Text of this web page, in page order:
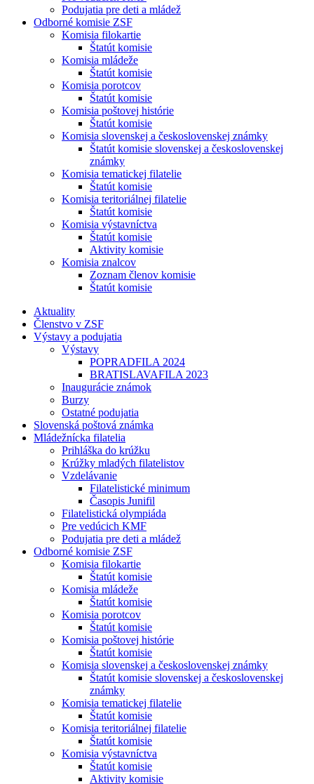
Podujatia pre deti a mládež
Odborné komisie ZSF
Komisia filokartie
Štatút komisie
Komisia mládeže
Štatút komisie
Komisia porotcov
Štatút komisie
Komisia poštovej histórie
Štatút komisie
Komisia slovenskej a československej známky
Štatút komisie slovenskej a československej
známky
Komisia tematickej filatelie
Štatút komisie
Komisia teritoriálnej filatelie
Štatút komisie
Komisia výstavníctva
Štatút komisie
Aktivity komisie
Komisia znalcov
Zoznam členov komisie
Štatút komisie
Aktuality
Členstvo v ZSF
Výstavy a podujatia
Výstavy
POPRADFILA 2024
BRATISLAVAFILA 2023
Inaugurácie známok
Burzy
Ostatné podujatia
Slovenská poštová známka
Mládežnícka filatelia
Prihláška do krúžku
Krúžky mladých filatelistov
Vzdelávanie
Filatelistické minimum
Časopis Junifil
Filatelistická olympiáda
Pre vedúcich KMF
Podujatia pre deti a mládež
Odborné komisie ZSF
Komisia filokartie
Štatút komisie
Komisia mládeže
Štatút komisie
Komisia porotcov
Štatút komisie
Komisia poštovej histórie
Štatút komisie
Komisia slovenskej a československej známky
Štatút komisie slovenskej a československej
známky
Komisia tematickej filatelie
Štatút komisie
Komisia teritoriálnej filatelie
Štatút komisie
Komisia výstavníctva
Štatút komisie
Aktivity komisie